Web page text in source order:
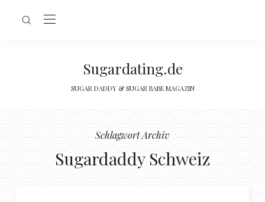
Sugardating.de
SUGAR DADDY & SUGAR BABE MAGAZIN
Schlagwort Archiv
Sugardaddy Schweiz